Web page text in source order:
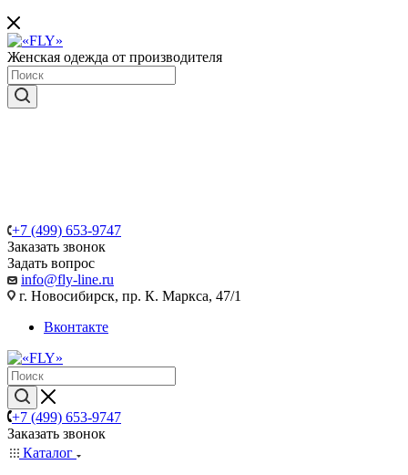
Женская одежда от производителя
+7 (499) 653-9747
Заказать звонок
Задать вопрос
info@fly-line.ru
г. Новосибирск, пр. К. Маркса, 47/1
Вконтакте
+7 (499) 653-9747
Заказать звонок
Каталог